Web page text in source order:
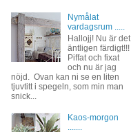
Nymålat
vardagsrum .....
Hallojj! Nu är det
äntligen färdigt!!!
Piffat och fixat
och nu är jag
nöjd. Ovan kan ni se en liten
tjuvtitt i spegeln, som min man
snick...
Kaos-morgon